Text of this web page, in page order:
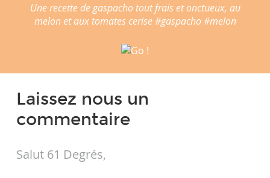
Une recette de gaspacho tout frais et onctueux, au
melon et aux tomates cerise #gaspacho #melon
Laissez nous un
commentaire
Salut 61 Degrés,